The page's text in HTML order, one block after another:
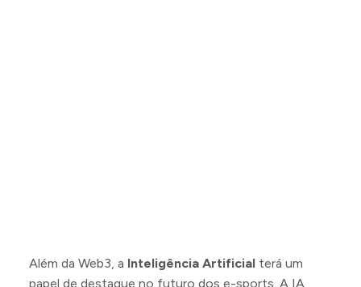
Além da Web3, a Inteligência Artificial terá um
papel de destaque no futuro dos e-sports. A IA